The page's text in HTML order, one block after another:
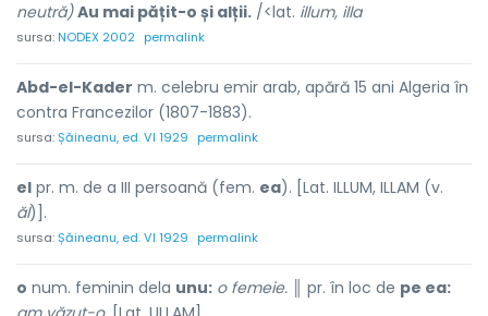
neutră) Au mai pățit-o și alții. /<lat. illum, illa
sursa:NODEX 2002 permalink
Abd-el-Kader m. celebru emir arab, apără 15 ani Algeria în
contra Francezilor (1807-1883).
sursa:Șăineanu, ed. VI 1929 permalink
el pr. m. de a III persoană (fem. ea). [Lat. ILLUM, ILLAM (v.
ăl)].
sursa:Șăineanu, ed. VI 1929 permalink
o num. feminin dela unu: o femeie. ║ pr. în loc de pe ea: